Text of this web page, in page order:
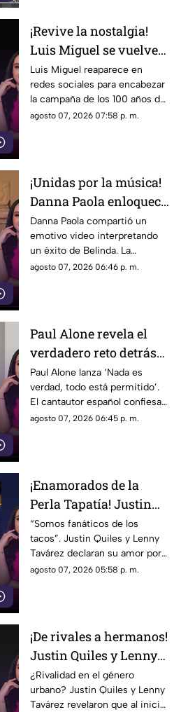
¡Revive la nostalgia!
Luis Miguel se vuelve
tendencia tras
protagonizar nuevo
comercial
Luis Miguel reaparece en
redes sociales para encabezar
la campaña de los 100 años de
Coca-Cola en México,
agosto 07, 2026 07:58 p. m.
¡Unidas por la música!
Danna Paola enloquece
las redes al cantar un
tema de Belinda
Danna Paola compartió un
emotivo video interpretando
un éxito de Belinda. La
publicación demostró la gran
agosto 07, 2026 06:46 p. m.
Paul Alone revela el
verdadero reto detrás
de su nuevo disco
Paul Alone lanza ‘Nada es
verdad, todo está permitido’.
El cantautor español confiesa
el duro proceso creativo con la
agosto 07, 2026 06:45 p. m.
¡Enamorados de la
Perla Tapatía! Justin
Quiles y Lenny Tavárez
confiesan su amor
“Somos fanáticos de los
tacos”. Justin Quiles y Lenny
Tavárez declaran su amor por
la gastronomía mexicana
agosto 07, 2026 05:58 p. m.
¡De rivales a hermanos!
Justin Quiles y Lenny
Tavárez confiesan que
no se caían bien
¿Rivalidad en el género
urbano? Justin Quiles y Lenny
Tavárez revelaron que al inicio